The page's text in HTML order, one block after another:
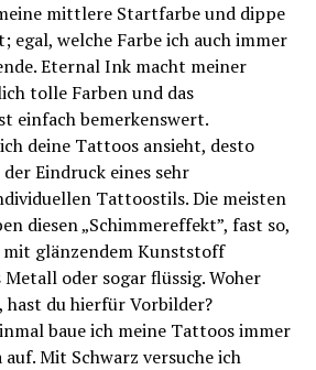
mittlere Startfarbe und dippe
egal, welche Farbe ich auch immer
Eternal Ink macht meiner
tolle Farben und das
einfach bemerkenswert.
deine Tattoos ansieht, desto
Eindruck eines sehr
Tattoostils. Die meisten
diesen „Schimmereffekt”, fast so,
mit glänzendem Kunststoff
oder sogar flüssig. Woher
hast du hierfür Vorbilder?
baue ich meine Tattoos immer
auf. Mit Schwarz versuche ich